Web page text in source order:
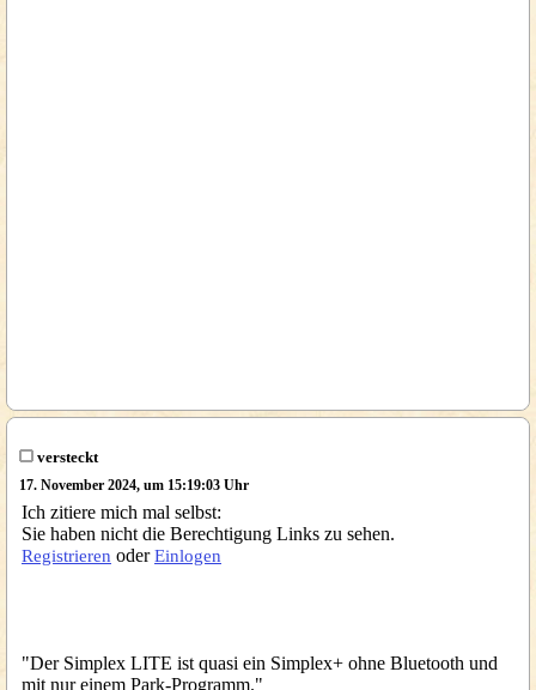
versteckt
17. November 2024, um 15:19:03 Uhr
Ich zitiere mich mal selbst:
Sie haben nicht die Berechtigung Links zu sehen.
Registrieren oderEinlogen
"Der Simplex LITE ist quasi ein Simplex+ ohne Bluetooth und
mit nur einem Park-Programm."